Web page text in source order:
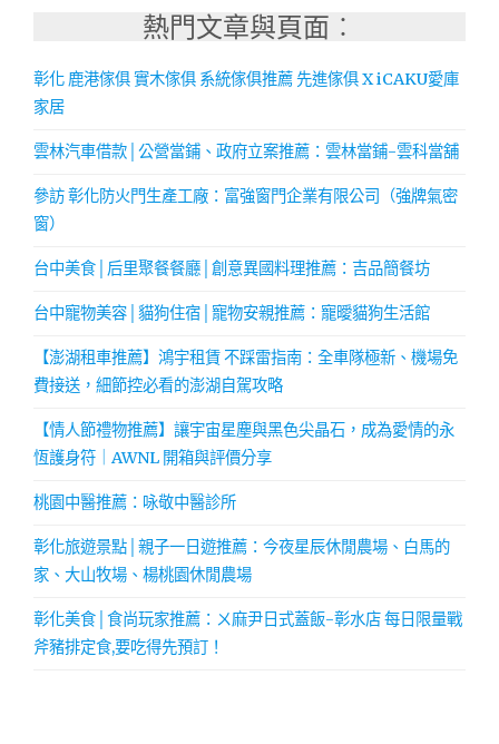
熱門文章與頁面︰
彰化 鹿港傢俱 實木傢俱 系統傢俱推薦 先進傢俱 X iCAKU愛庫
家居
雲林汽車借款│公營當鋪、政府立案推薦：雲林當鋪-雲科當舖
參訪 彰化防火門生產工廠：富強窗門企業有限公司（強牌氣密
窗）
台中美食│后里聚餐餐廳│創意異國料理推薦：吉品簡餐坊
台中寵物美容│貓狗住宿│寵物安親推薦：寵曖貓狗生活館
【澎湖租車推薦】鴻宇租賃 不踩雷指南：全車隊極新、機場免
費接送，細節控必看的澎湖自駕攻略
【情人節禮物推薦】讓宇宙星塵與黑色尖晶石，成為愛情的永
恆護身符｜AWNL 開箱與評價分享
桃園中醫推薦：咏敬中醫診所
彰化旅遊景點│親子一日遊推薦：今夜星辰休閒農場、白馬的
家、大山牧場、楊桃園休閒農場
彰化美食│食尚玩家推薦：ㄨ麻尹日式蓋飯-彰水店 每日限量戰
斧豬排定食,要吃得先預訂！